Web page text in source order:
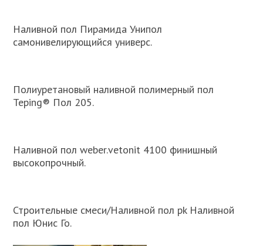
Наливной пол Пирамида Унипол
самонивелирующийся универс.
Полиуретановый наливной полимерный пол
Teping® Пол 205.
Наливной пол weber.vetonit 4100 финишный
высокопрочный.
Строительные смеси/Наливной пол pk Наливной
пол Юнис Го.